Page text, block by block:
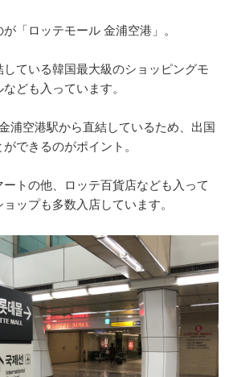
「ロッテモール 金浦空港」。
ている韓国最大級のショッピングモ
ども入っています。
浦空港駅から直結しているため、出国
できるのがポイント。
トの他、ロッテ百貨店なども入って
ップも多数入店しています。